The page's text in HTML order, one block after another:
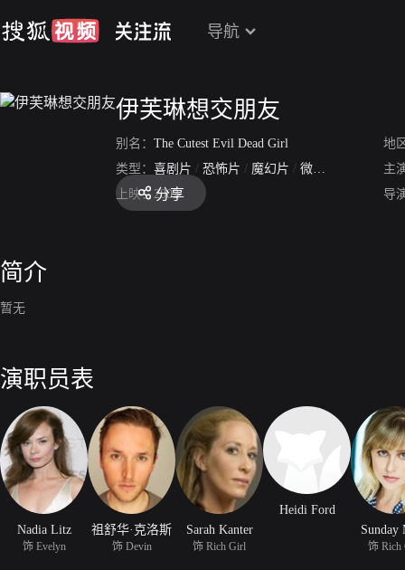
导航
伊芙琳想交朋友
别名： The Cutest Evil Dead Girl
地
类型： 喜剧片 / 恐怖片 / 魔幻片 / 微电影
主
上映： 2002 导
分享
简介
暂无
演职员表
Nadia Litz
饰 Evelyn
祖舒华·克洛斯
饰 Devin
Sarah Kanter
饰 Rich Girl
Heidi Ford
Sunday
饰 Rich